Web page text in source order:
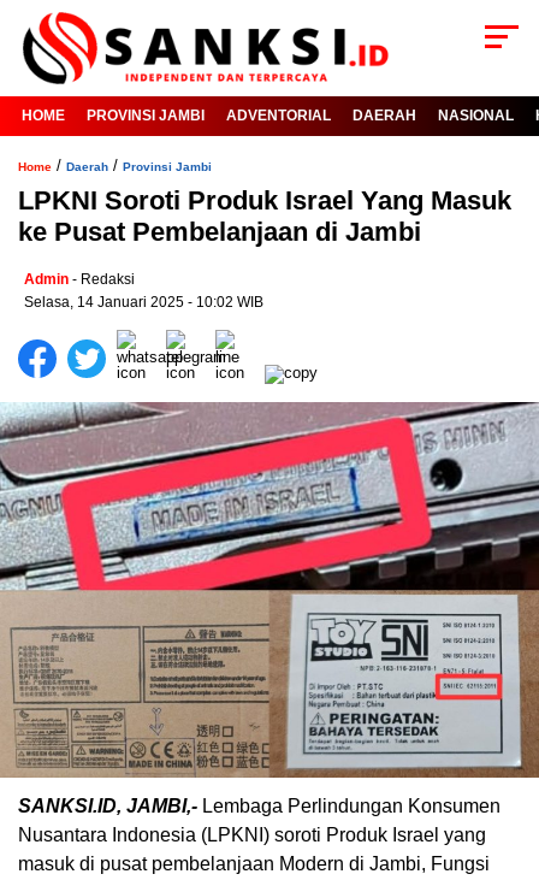
HOME PROVINSI JAMBI ADVENTORIAL DAERAH NASIONAL
Home / Daerah / Provinsi Jambi
LPKNI Soroti Produk Israel Yang Masuk
ke Pusat Pembelanjaan di Jambi
Admin - Redaksi
Selasa, 14 Januari 2025 - 10:02 WIB
SANKSI.ID, JAMBI,- Lembaga Perlindungan Konsumen
Nusantara Indonesia (LPKNI) soroti Produk Israel yang
masuk di pusat pembelanjaan Modern di Jambi, Fungsi